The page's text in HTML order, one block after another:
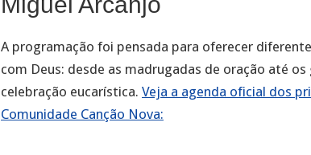
A programação foi pensada para oferecer
com Deus: desde as madrugadas de oração até
celebração eucarística. Veja a agenda oficial dos
Comunidade Canção Nova: